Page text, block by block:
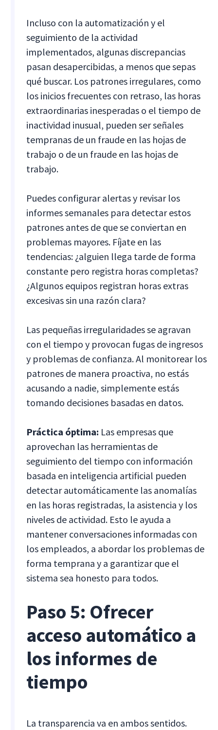
Incluso con la automatización y el
seguimiento de la actividad
implementados, algunas discrepancias
pasan desapercibidas, a menos que sepas
qué buscar. Los patrones irregulares, como
los inicios frecuentes con retraso, las horas
extraordinarias inesperadas o el tiempo de
inactividad inusual, pueden ser señales
tempranas de un fraude en las hojas de
trabajo o de un fraude en las hojas de
trabajo.
Puedes configurar alertas y revisar los
informes semanales para detectar estos
patrones antes de que se conviertan en
problemas mayores. Fíjate en las
tendencias: ¿alguien llega tarde de forma
constante pero registra horas completas?
¿Algunos equipos registran horas extras
excesivas sin una razón clara?
Las pequeñas irregularidades se agravan
con el tiempo y provocan fugas de ingresos
y problemas de confianza. Al monitorear los
patrones de manera proactiva, no estás
acusando a nadie, simplemente estás
tomando decisiones basadas en datos.
Práctica óptima: Las empresas que
aprovechan las herramientas de
seguimiento del tiempo con información
basada en inteligencia artificial pueden
detectar automáticamente las anomalías
en las horas registradas, la asistencia y los
niveles de actividad. Esto le ayuda a
mantener conversaciones informadas con
los empleados, a abordar los problemas de
forma temprana y a garantizar que el
sistema sea honesto para todos.
Paso 5: Ofrecer
acceso automático a
los informes de
tiempo
La transparencia va en ambos sentidos.